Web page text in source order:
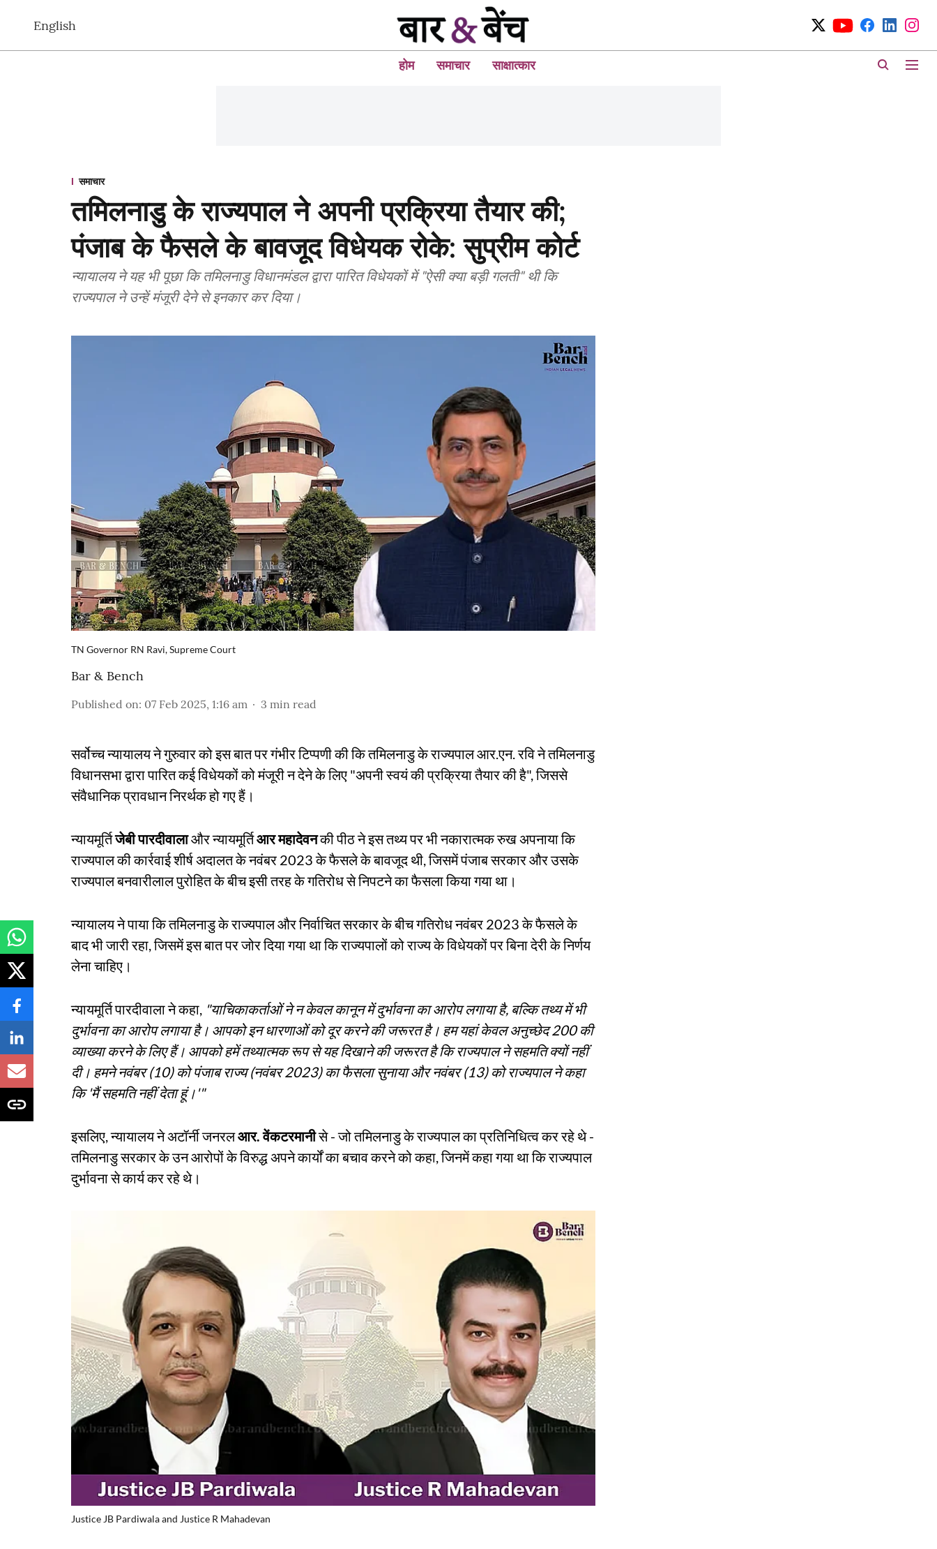
English
होम समाचार साक्षात्कार
समाचार
तमिलनाडु के राज्यपाल ने अपनी प्रक्रिया तैयार की;
पंजाब के फैसले के बावजूद विधेयक रोके: सुप्रीम कोर्ट
न्यायालय ने यह भी पूछा कि तमिलनाडु विधानमंडल द्वारा पारित विधेयकों में "ऐसी क्या बड़ी गलती" थी कि
राज्यपाल ने उन्हें मंजूरी देने से इनकार कर दिया।
TN Governor RN Ravi, Supreme Court
Bar & Bench
Published on: 07 Feb 2025, 1:16 am 3 min read
सर्वोच्च न्यायालय ने गुरुवार को इस बात पर गंभीर टिप्पणी की कि तमिलनाडु के राज्यपाल आर.एन. रवि ने तमिलनाडु
विधानसभा द्वारा पारित कई विधेयकों को मंजूरी न देने के लिए "अपनी स्वयं की प्रक्रिया तैयार की है", जिससे
संवैधानिक प्रावधान निरर्थक हो गए हैं।
न्यायमूर्तिजेबी पारदीवालाऔर न्यायमूर्तिआर महादेवनकी पीठ ने इस तथ्य पर भी नकारात्मक रुख अपनाया कि
राज्यपाल की कार्रवाई शीर्ष अदालत के नवंबर 2023 के फैसले के बावजूद थी, जिसमें पंजाब सरकार और उसके
राज्यपाल बनवारीलाल पुरोहित के बीच इसी तरह के गतिरोध से निपटने का फैसला किया गया था।
न्यायालय ने पाया कि तमिलनाडु के राज्यपाल और निर्वाचित सरकार के बीच गतिरोध नवंबर 2023 के फैसले के
बाद भी जारी रहा, जिसमें इस बात पर जोर दिया गया था कि राज्यपालों को राज्य के विधेयकों पर बिना देरी के निर्णय
लेना चाहिए।
न्यायमूर्ति पारदीवाला ने कहा, "याचिकाकर्ताओं ने न केवल कानून में दुर्भावना का आरोप लगाया है, बल्कि तथ्य में भी
दुर्भावना का आरोप लगाया है। आपको इन धारणाओं को दूर करने की जरूरत है। हम यहां केवल अनुच्छेद 200 की
व्याख्या करने के लिए हैं। आपको हमें तथ्यात्मक रूप से यह दिखाने की जरूरत है कि राज्यपाल ने सहमति क्यों नहीं
दी। हमने नवंबर (10) को पंजाब राज्य (नवंबर 2023) का फैसला सुनाया और नवंबर (13) को राज्यपाल ने कहा
कि 'मैं सहमति नहीं देता हूं।'"
इसलिए, न्यायालय ने अटॉर्नी जनरलआर. वेंकटरमानीसे - जो तमिलनाडु के राज्यपाल का प्रतिनिधित्व कर रहे थे -
तमिलनाडु सरकार के उन आरोपों के विरुद्ध अपने कार्यों का बचाव करने को कहा, जिनमें कहा गया था कि राज्यपाल
दुर्भावना से कार्य कर रहे थे।
Justice JB Pardiwala and Justice R Mahadevan